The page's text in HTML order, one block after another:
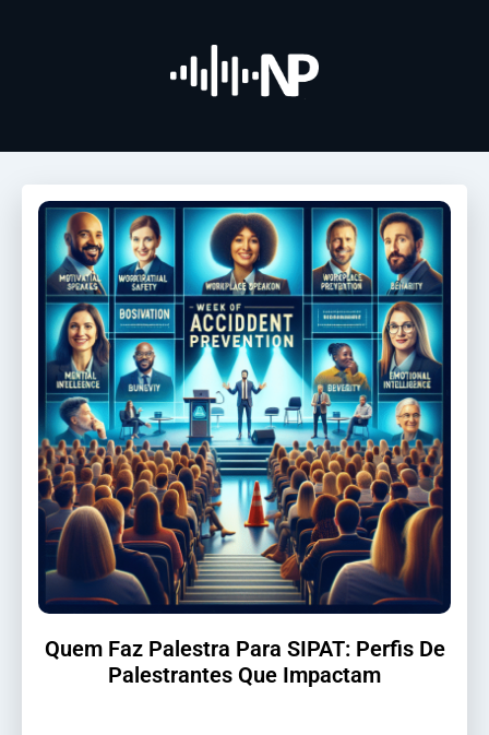
Quem Faz Palestra Para SIPAT: Perfis De
Palestrantes Que Impactam